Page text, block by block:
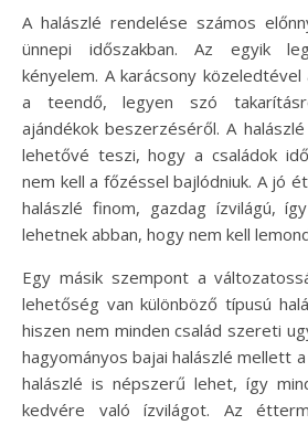
A halászlé rendelése számos
ünnepi időszakban. Az egyik
kényelem. A karácsony
a teendő, legyen szó
ajándékok beszerzéséről. A
lehetővé teszi, hogy a családok
nem kell a főzéssel bajlódniuk. A jó
halászlé finom, gazdag ízvilágú,
lehetnek abban, hogy nem kell
Egy másik szempont a
lehetőség van különböző típusú
hiszen nem minden család szereti
hagyományos bajai halászlé mellett
halászlé is népszerű lehet, így
kedvére való ízvilágot. Az